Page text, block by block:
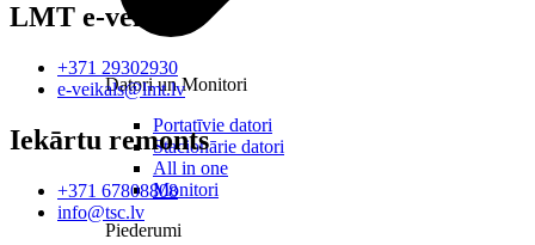
Datori un Monitori
Portatīvie datori
Stacionārie datori
All in one
Monitori
Piederumi
LMT e-veikals
+371 29302930
e-veikals@lmt.lv
Iekārtu remonts
+371 67808808
info@tsc.lv